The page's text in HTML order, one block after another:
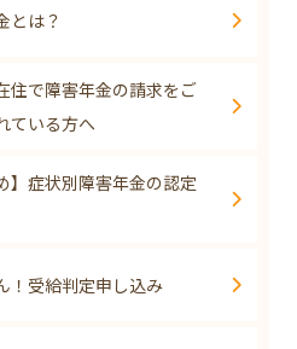
とは？
住で障害年金の請求をご
ている方へ
】症状別障害年金の認定
！受給判定申し込み